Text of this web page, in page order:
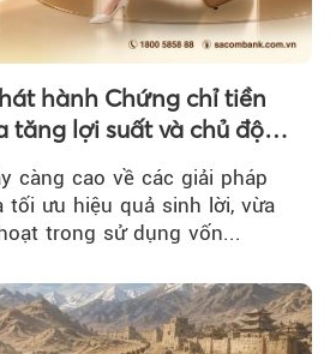
hành Chứng chỉ tiền
tăng lợi suất và chủ động
hàng
càng cao về các giải pháp
tối ưu hiệu quả sinh lời, vừa
trong sử dụng vốn...